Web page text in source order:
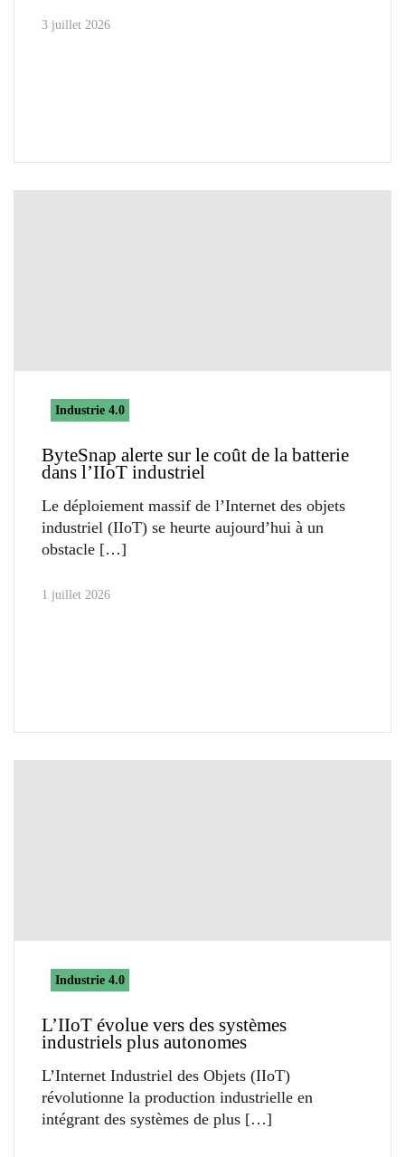
3 juillet 2026
Industrie 4.0
ByteSnap alerte sur le coût de la batterie
dans l’IIoT industriel
Le déploiement massif de l’Internet des objets
industriel (IIoT) se heurte aujourd’hui à un
obstacle
1 juillet 2026
Industrie 4.0
L’IIoT évolue vers des systèmes
industriels plus autonomes
L’Internet Industriel des Objets (IIoT)
révolutionne la production industrielle en
intégrant des systèmes de plus